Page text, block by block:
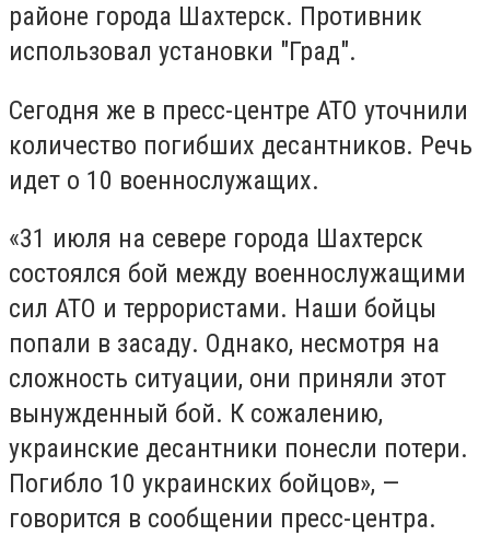
районе города Шахтерск. Противник
использовал установки "Град".
Сегодня же в пресс-центре АТО уточнили
количество погибших десантников. Речь
идет о 10 военнослужащих.
«31 июля на севере города Шахтерск
состоялся бой между военнослужащими
сил АТО и террористами. Наши бойцы
попали в засаду. Однако, несмотря на
сложность ситуации, они приняли этот
вынужденный бой. К сожалению,
украинские десантники понесли потери.
Погибло 10 украинских бойцов», —
говорится в сообщении пресс-центра.